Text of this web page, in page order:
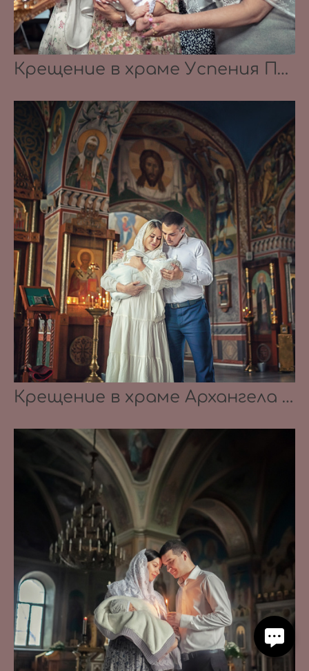
Крещение в храме Успения Пресвятой Богородицы в селе Успенское 08.08.2021
Крещение в храме Архангела Михаила в Летово 10.08.2019